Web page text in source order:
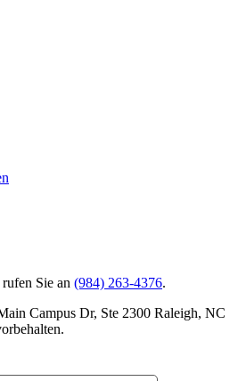
Sie an (984) 263-4376.
Campus Dr, Ste 2300 Raleigh, NC